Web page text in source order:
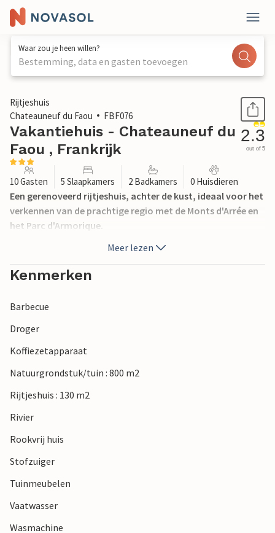
Waar zou je heen willen?
Bestemming, data en gasten toevoegen
1 / 21
Rijtjeshuis
Chateauneuf du Faou
FBF076
Vakantiehuis - Chateauneuf du
Faou , Frankrijk
2.3
out of 5
10 Gasten 5 Slaapkamers 2 Badkamers 0 Huisdieren
Een gerenoveerd rijtjeshuis, achter de kust, ideaal voor het
verkennen van de prachtige regio met de Monts d'Arrée en
het Parc d'Armorique.
Meer lezen
Kenmerken
Barbecue
Droger
Koffiezetapparaat
Natuurgrondstuk/tuin : 800 m2
Rijtjeshuis : 130 m2
Rivier
Rookvrij huis
Stofzuiger
Tuinmeubelen
Vaatwasser
Wasmachine